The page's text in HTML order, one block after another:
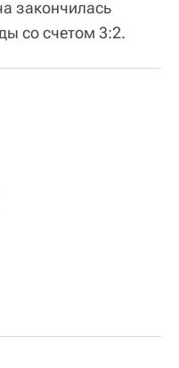
закончилась
со счетом 3:2.